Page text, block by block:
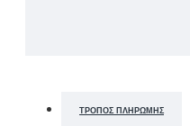
ΤΡΌΠΟΣ ΠΛΗΡΩΜΉΣ